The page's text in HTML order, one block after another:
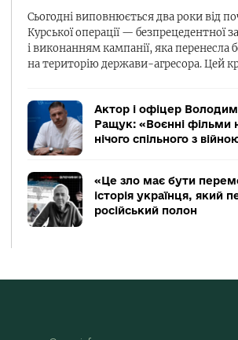
Сьогодні виповнюється два роки від
Курської операції — безпрецедентної
і виконанням кампанії, яка перенесла
на територію держави-агресора. Цей
Актор і офіцер
Ращук: «Воєнні фільми
нічого спільного з
«Це зло має бути
історія українця, який
російський полон